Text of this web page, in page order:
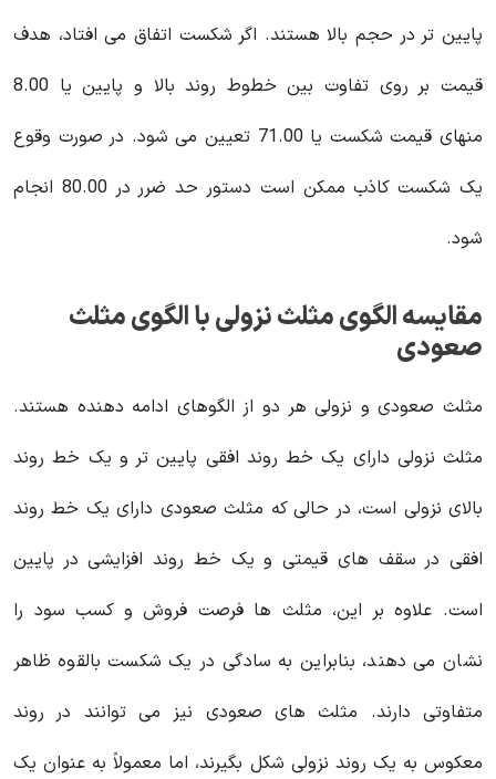
پایین تر در حجم بالا هستند. اگر شکست اتفاق می افتاد، هدف
قیمت بر روی تفاوت بین خطوط روند بالا و پایین یا 8.00
منهای قیمت شکست یا 71.00 تعیین می شود. در صورت وقوع
یک شکست کاذب ممکن است دستور حد ضرر در 80.00 انجام
شود.
مقایسه الگوی مثلث نزولی با الگوی مثلث
صعودی
مثلث صعودی و نزولی هر دو از الگوهای ادامه دهنده هستند.
مثلث نزولی دارای یک خط روند افقی پایین تر و یک خط روند
بالای نزولی است، در حالی که مثلث صعودی دارای یک خط روند
افقی در سقف های قیمتی و یک خط روند افزایشی در پایین‌
است. علاوه بر این، مثلث ها فرصت فروش و کسب سود را
نشان می دهند، بنابراین به سادگی در یک شکست بالقوه ظاهر
متفاوتی دارند. مثلث های صعودی نیز می توانند در روند
معکوس به یک روند نزولی شکل بگیرند، اما معمولاً به عنوان یک